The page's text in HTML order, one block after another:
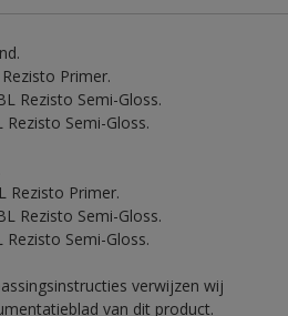
Primer.
Rezisto Semi-Gloss.
Semi-Gloss.
Rezisto Primer.
Rezisto Semi-Gloss.
Semi-Gloss.
verwijzen wij
van dit product.